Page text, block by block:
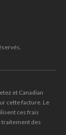
et Canadian
cette facture. Le
ces frais
traitement des